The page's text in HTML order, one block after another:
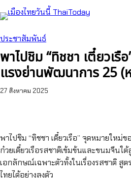
ข้าม
ไป
เนื้อหา
ประชาสัมพันธ์
พาไปชิม “ทิชชา เตี๋ยวเ
แรงย่านพัฒนาการ 25
27 สิงหาคม 2025
พาไปชิม “ทิชชา เตี๋ยวเรือ” จุดหมายให
ก๋วยเตี๋ยวเรือรสชาติเข้มข้นและขนมจีน
เอกลักษณ์เฉพาะตัวทั้งในเรื่องรสชาติ สู
ไทยได้อย่างลงตัว